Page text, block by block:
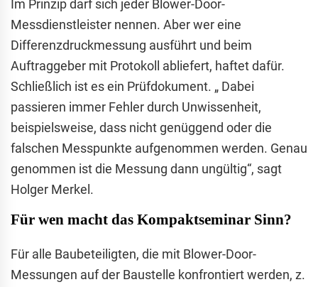
Im Prinzip darf sich jeder Blower-Door-
Messdienstleister nennen. Aber wer eine
Differenzdruckmessung ausführt und beim
Auftraggeber mit Protokoll abliefert, haftet dafür.
Schließlich ist es ein Prüfdokument. „ Dabei
passieren immer Fehler durch Unwissenheit,
beispielsweise, dass nicht genüggend oder die
falschen Messpunkte aufgenommen werden. Genau
genommen ist die Messung dann ungültig“, sagt
Holger Merkel.
Für wen macht das Kompaktseminar Sinn?
Für alle Baubeteiligten, die mit Blower-Door-
Messungen auf der Baustelle konfrontiert werden, z.